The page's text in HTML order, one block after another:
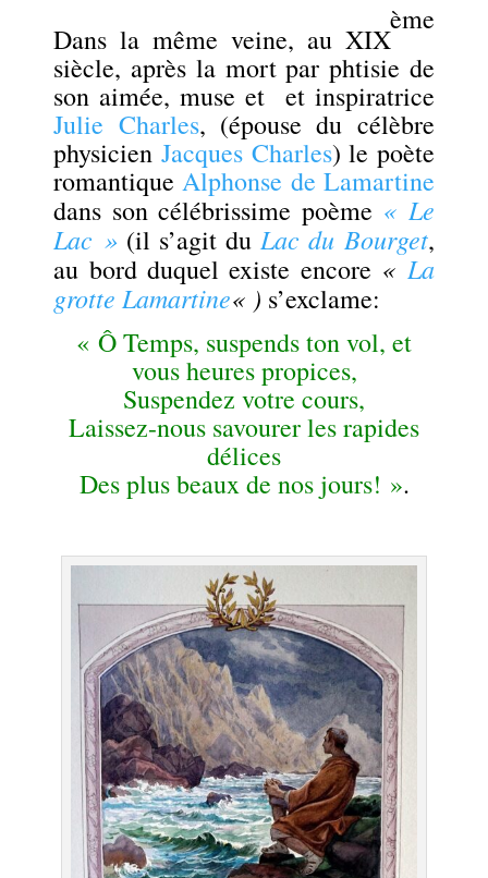
Dans la même veine, au XIX
ème
siècle, après la mort par phtisie de
son aimée, muse et et inspiratrice
Julie Charles, (épouse du célèbre
physicien Jacques Charles) le poète
romantiqueAlphonse de Lamartine
dans son célébrissime poème « Le
Lac »(il s’agit duLac du Bourget,
au bord duquel existe encore « La
grotte Lamartine« ) s’exclame:
« Ô Temps, suspends ton vol, et
vous heures propices,
Suspendez votre cours,
Laissez-nous savourer les rapides
délices
Des plus beaux de nos jours! ».